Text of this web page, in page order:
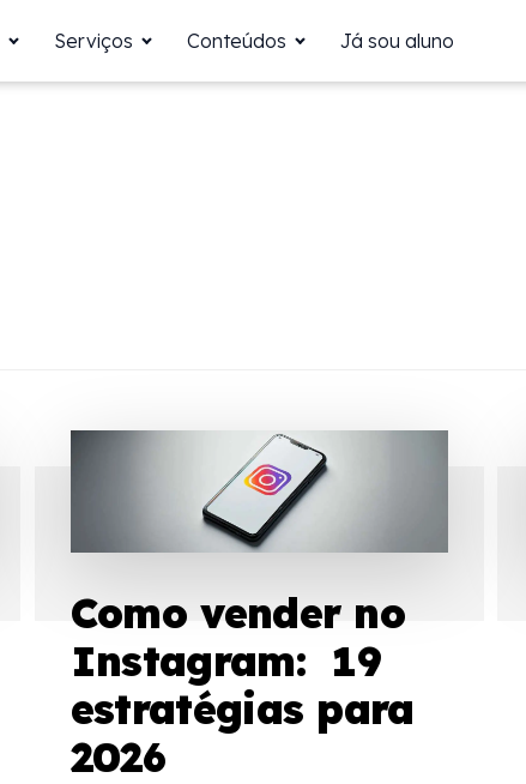
Serviços Conteúdos Já sou aluno
Como vender no
Instagram: 19
estratégias para
2026